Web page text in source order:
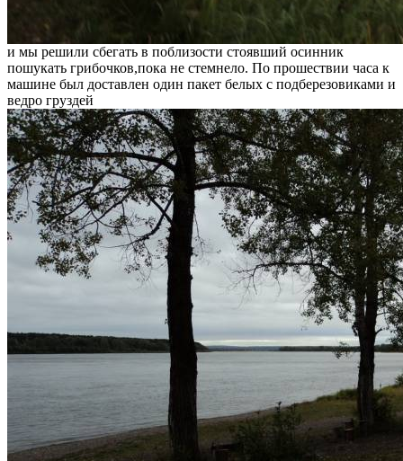
и мы решили сбегать в поблизости стоявший осинник
пошукать грибочков,пока не стемнело. По прошествии часа к
машине был доставлен один пакет белых с подберезовиками и
ведро груздей